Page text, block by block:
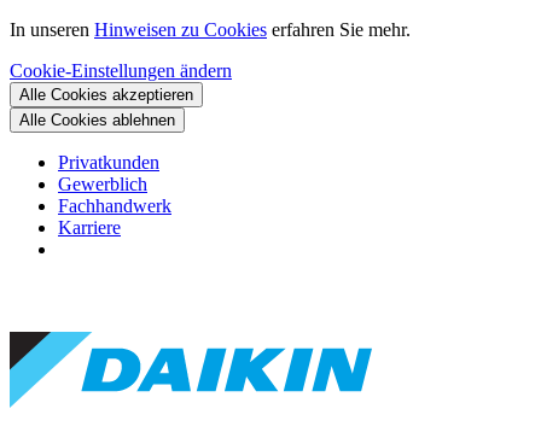
In unseren Hinweisen zu Cookies erfahren Sie mehr.
Cookie-Einstellungen ändern
Alle Cookies akzeptieren
Alle Cookies ablehnen
Privatkunden
Gewerblich
Fachhandwerk
Karriere